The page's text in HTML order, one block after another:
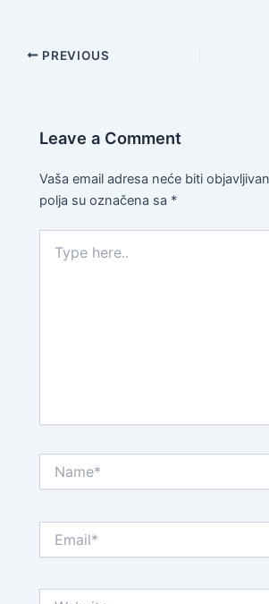
PREVIOUS
Leave a Comment
Vaša email adresa neće biti
polja su označena sa *
here..